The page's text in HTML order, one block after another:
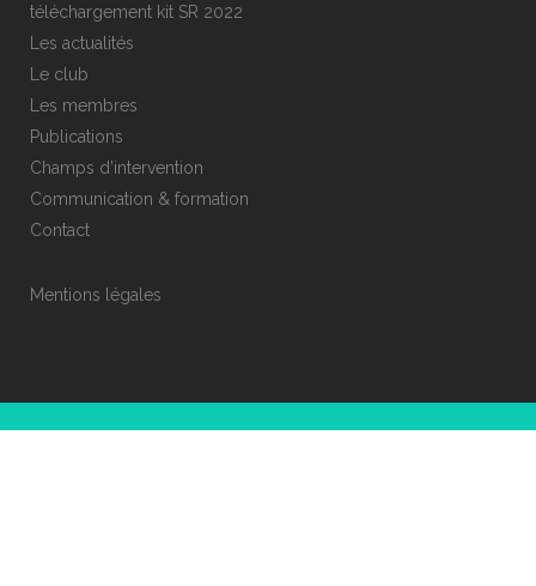
téléchargement kit SR 2022
Les actualités
Le club
Les membres
Publications
Champs d’intervention
Communication & formation
Contact
Mentions légales